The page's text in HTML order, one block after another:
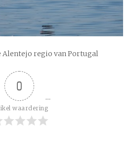
Alentejo regio van Portugal
0
waardering